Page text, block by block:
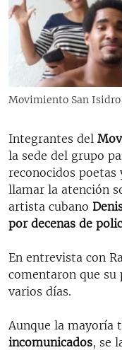
RADIO MARTÍ
ESPECIALES
ESPECIALES
LA REALIDAD DE LA
KENTU-CUBANO
LOS SANTOS DE
DESINFORMACIÓN
LA INVASIÓN DE
MULTIMEDIA
EDITORIALES
Movimiento San Isidro
Integrantes del
la sede del grupo
reconocidos
llamar la atención
artista cubano
por decenas de
En entrevista con
comentaron que
varios días.
Aunque la mayoría
incomunicados, se